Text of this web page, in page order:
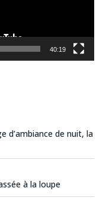
40:19
d’ambiance de nuit, la
à la loupe